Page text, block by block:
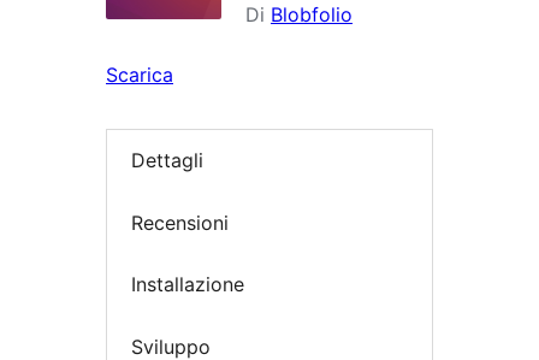
Di Blobfolio
Scarica
Dettagli
Recensioni
Installazione
Sviluppo